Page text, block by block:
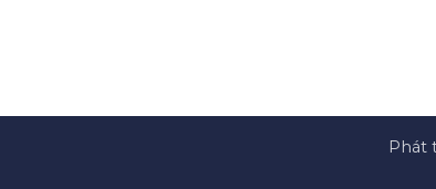
Phát